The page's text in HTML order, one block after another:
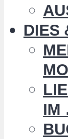
DIES
IM